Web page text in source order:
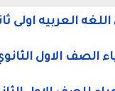
العربيه اولى
الصف الاول